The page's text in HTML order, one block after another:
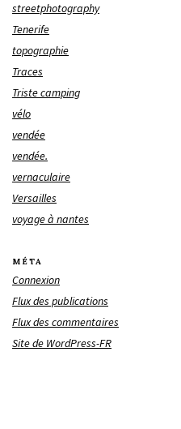
streetphotography
Tenerife
topographie
Traces
Triste camping
vélo
vendée
vendée.
vernaculaire
Versailles
voyage à nantes
MÉTA
Connexion
Flux des publications
Flux des commentaires
Site de WordPress-FR